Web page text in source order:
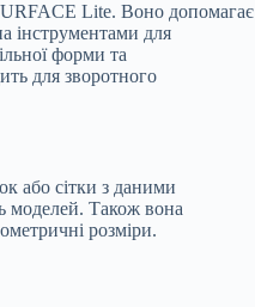
Lite. Воно допомагає
інструментами для
форми та
для зворотного
або сітки з даними
моделей. Також вона
розміри.